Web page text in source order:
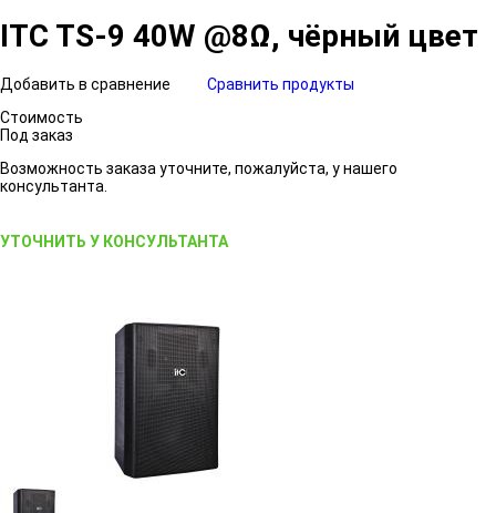
ITC TS-9 40W @8Ω, чёрный цвет
Добавить в сравнение
Сравнить продукты
Стоимость
Под заказ
Возможность заказа уточните, пожалуйста, у нашего
консультанта.
УТОЧНИТЬ У КОНСУЛЬТАНТА